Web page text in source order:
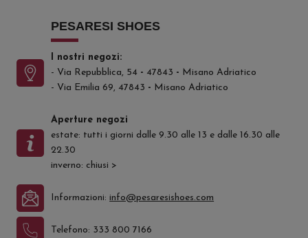
PESARESI SHOES
I nostri negozi:
- Via Repubblica, 54 - 47843 - Misano Adriatico
- Via Emilia 69, 47843 - Misano Adriatico
Aperture negozi
estate: tutti i giorni dalle 9.30 alle 13 e dalle 16.30 alle
22.30
inverno: chiusi >
Informazioni:info@pesaresishoes.com
Telefono: 333 800 7166